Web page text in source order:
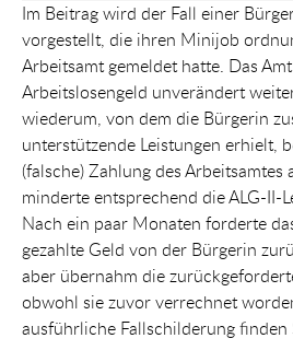
Im Beitrag wird der Fall einer
vorgestellt, die ihren Minijob
Arbeitsamt gemeldet hatte. Das
Arbeitslosengeld unverändert
wiederum, von dem die Bürgerin
unterstützende Leistungen erhielt,
(falsche) Zahlung des Arbeitsamtes
minderte entsprechend die ALG-II-
Nach ein paar Monaten forderte
gezahlte Geld von der Bürgerin
aber übernahm die
obwohl sie zuvor verrechnet
ausführliche Fallschilderung finden